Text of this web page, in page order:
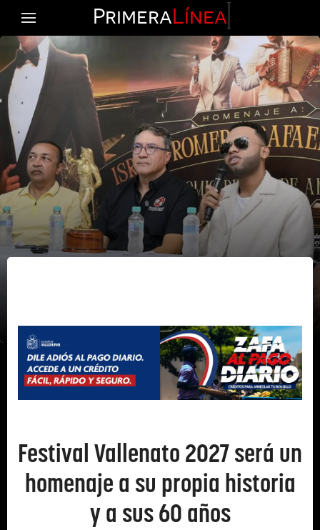
PrimeraLínea
Festival Vallenato 2027 será un
homenaje a su propia historia
y a sus 60 años